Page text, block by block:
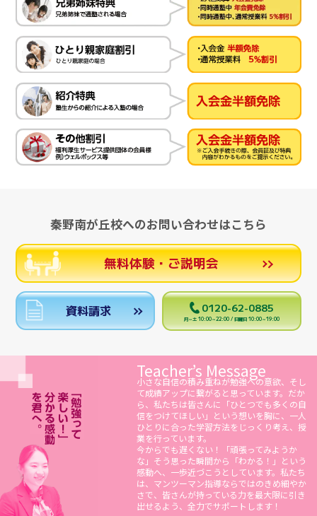
秦野南が丘校へのお問い合わせはこちら
無料体験・ご説明会
資料請求 0120-62-0885
月～土 10:00～22:00 / 日曜日 10:00～19:00
Teacher’s Message
小さな自信の積み重ねが勉強への意欲、そし
て成績アップに繋がると思っています。だか
ら、私たちは皆さんに「ひとつでも多くの自
信をつけてほしい」という想いを胸に、一人
ひとりに合った学習方法をじっくり考え、授
業を行っています。
今からでも遅くない！「頑張ってみようか
な」そう思った瞬間から「わかる！」という
感動へ、一歩近づこうとしています。私たち
は、マンツーマン指導ならではのきめ細やか
さで、皆さんが持っている力を最大限に引き
出せるよう、全力でサポートします！